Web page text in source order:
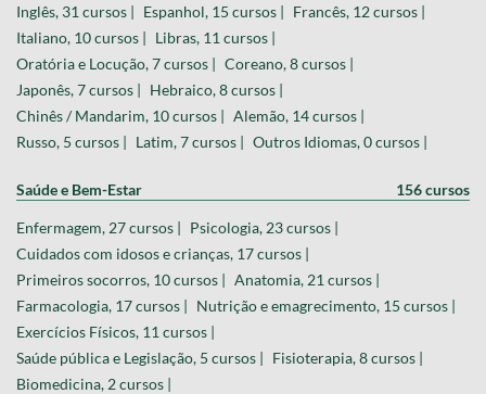
Inglês, 31 cursos | Espanhol, 15 cursos | Francês, 12 cursos |
Italiano, 10 cursos | Libras, 11 cursos |
Oratória e Locução, 7 cursos | Coreano, 8 cursos |
Japonês, 7 cursos | Hebraico, 8 cursos |
Chinês / Mandarim, 10 cursos | Alemão, 14 cursos |
Russo, 5 cursos | Latim, 7 cursos | Outros Idiomas, 0 cursos |
Saúde e Bem-Estar 156 cursos
Enfermagem, 27 cursos | Psicologia, 23 cursos |
Cuidados com idosos e crianças, 17 cursos |
Primeiros socorros, 10 cursos | Anatomia, 21 cursos |
Farmacologia, 17 cursos | Nutrição e emagrecimento, 15 cursos |
Exercícios Físicos, 11 cursos |
Saúde pública e Legislação, 5 cursos | Fisioterapia, 8 cursos |
Biomedicina, 2 cursos |